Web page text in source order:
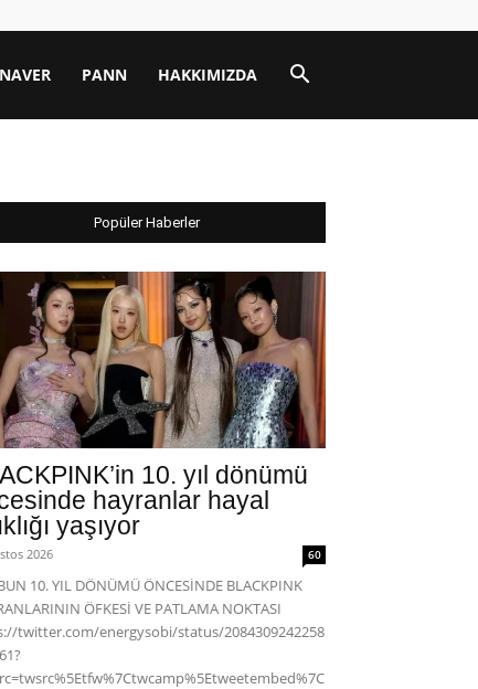
NAVER PANN HAKKIMIZDA
Popüler Haberler
10. yıl dönümü
hayranlar hayal
yaşıyor
2026 60
10. YIL DÖNÜMÜ ÖNCESİNDE BLACKPINK
ÖFKESİ VE PATLAMA NOKTASI
twitter.com/energysobi/status/2084309242258